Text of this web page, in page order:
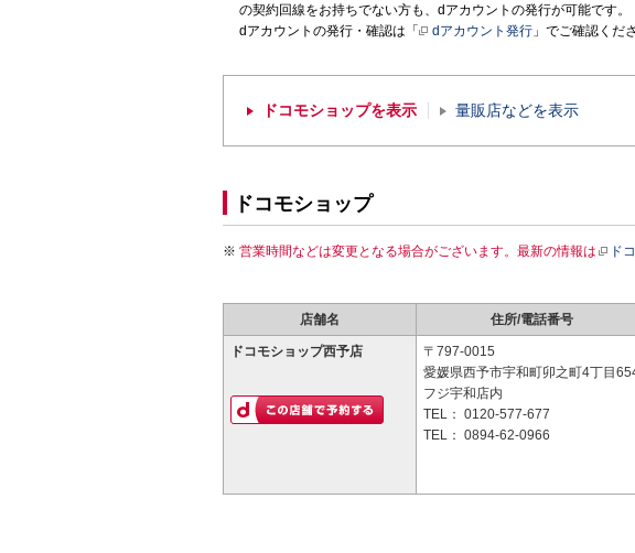
の契約回線をお持ちでない方も、dアカウントの発行が可能です。
dアカウントの発行・確認は「
dアカウント発行 」でご確認くだ
ドコモショップを表示 量販店などを表示
ドコモショップ
営業時間などは変更となる場合がございます。最新の情報は ド
店舗名 住所/電話番号
ドコモショップ西予店
〒797-0015
愛媛県西予市宇和町卯之町4丁目
フジ宇和店内
TEL： 0120-577-677
TEL： 0894-62-0966